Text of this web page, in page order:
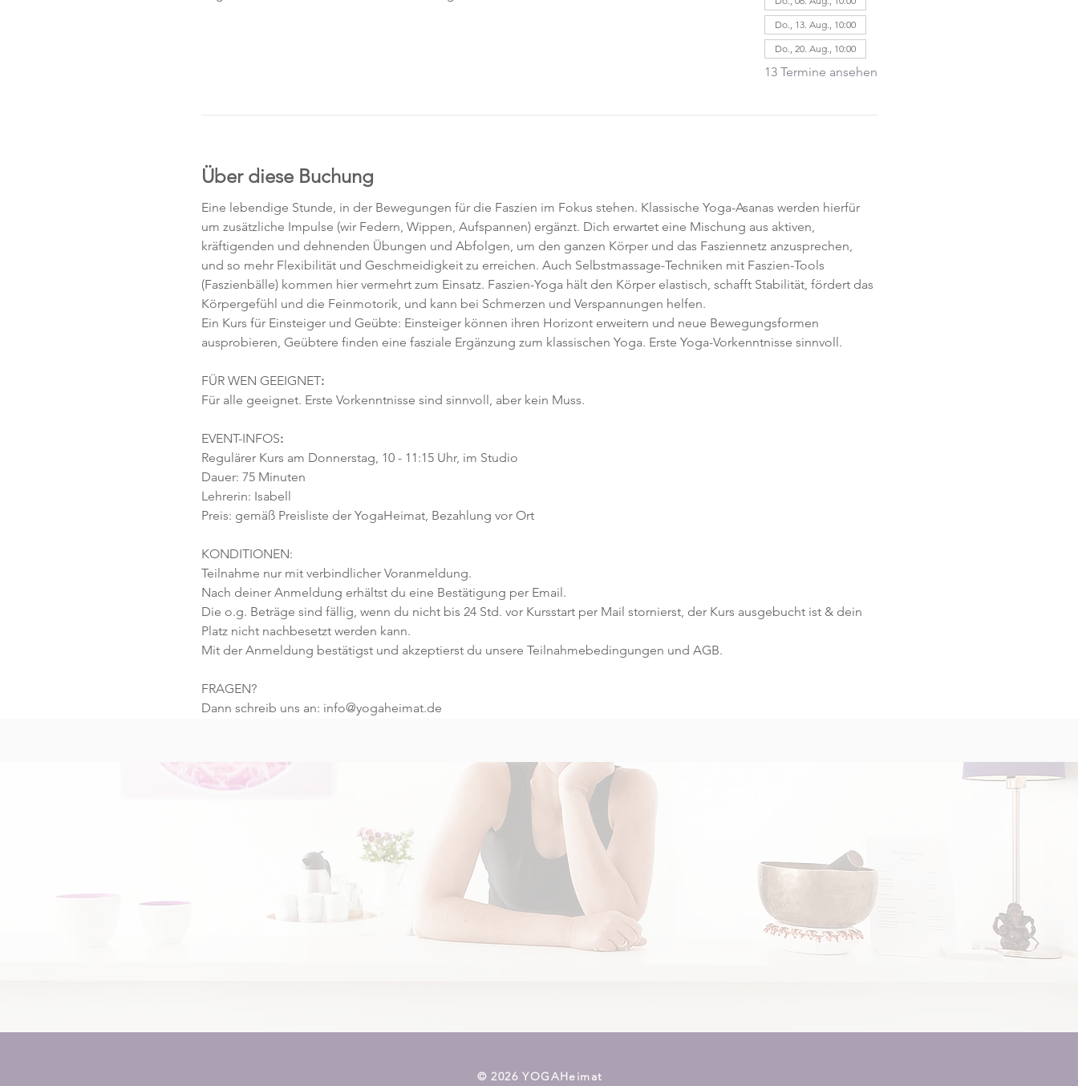
Do., 13. Aug., 10:00
Do., 20. Aug., 10:00
13 Termine ansehen
Über diese Buchung
Eine lebendige Stunde, in der Bewegungen für die Faszien im Fokus stehen. Klassische Yoga-Asanas werden hierfür
um zusätzliche Impulse (wir Federn, Wippen, Aufspannen) ergänzt. Dich erwartet eine Mischung aus aktiven,
kräftigenden und dehnenden Übungen und Abfolgen, um den ganzen Körper und das Fasziennetz anzusprechen,
und so mehr Flexibilität und Geschmeidigkeit zu erreichen. Auch Selbstmassage-Techniken mit Faszien-Tools
(Faszienbälle) kommen hier vermehrt zum Einsatz. Faszien-Yoga hält den Körper elastisch, schafft Stabilität, fördert das
Körpergefühl und die Feinmotorik, und kann bei Schmerzen und Verspannungen helfen.
Ein Kurs für Einsteiger und Geübte: Einsteiger können ihren Horizont erweitern und neue Bewegungsformen
ausprobieren, Geübtere finden eine fasziale Ergänzung zum klassischen Yoga. Erste Yoga-Vorkenntnisse sinnvoll.
FÜR WEN GEEIGNET:
Für alle geeignet. Erste Vorkenntnisse sind sinnvoll, aber kein Muss.
EVENT-INFOS:
Regulärer Kurs am Donnerstag, 10 - 11:15 Uhr, im Studio
Dauer: 75 Minuten
Lehrerin: Isabell
Preis: gemäß Preisliste der YogaHeimat, Bezahlung vor Ort
KONDITIONEN:
Teilnahme nur mit verbindlicher Voranmeldung.
Nach deiner Anmeldung erhältst du eine Bestätigung per Email.
Die o.g. Beträge sind fällig, wenn du nicht bis 24 Std. vor Kursstart per Mail stornierst, der Kurs ausgebucht ist & dein
Platz nicht nachbesetzt werden kann.
Mit der Anmeldung bestätigst und akzeptierst du unsere Teilnahmebedingungen und AGB.
FRAGEN?
Dann schreib uns an: info@yogaheimat.de
​© 2026 YOGAHeimat